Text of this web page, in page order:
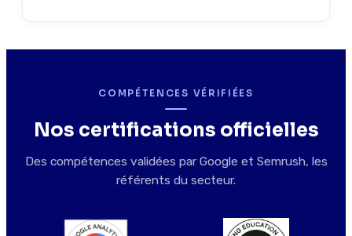
COMPÉTENCES VÉRIFIÉES
Nos certifications officielles
Des compétences validées par Google et Semrush, les
référents du secteur.